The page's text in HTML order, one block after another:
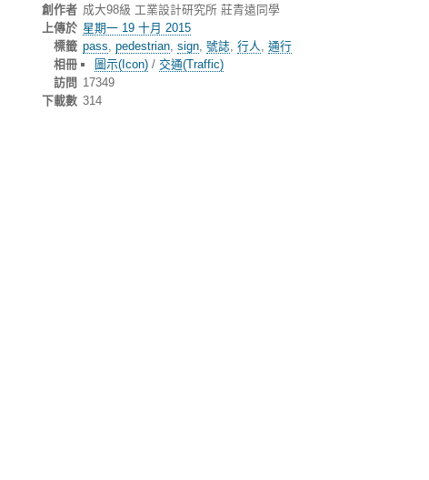
創作者 成大98級 工業設計研究所 莊青遠同學
上傳於 星期一 19 十月 2015
標籤 pass pedestrian sign 號誌 行人
通行
相冊
圖示(Icon)/ 交通(Traffic)
訪問 17349
下載數 314